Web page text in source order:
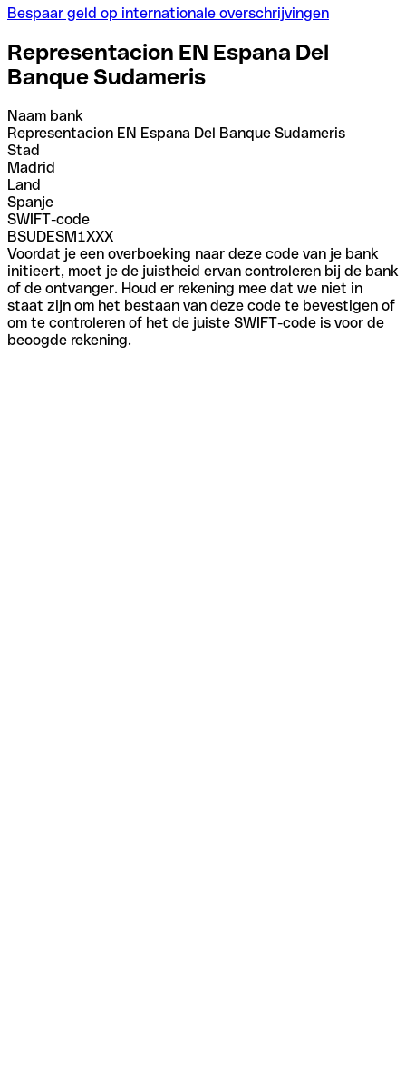
Bespaar geld op internationale overschrijvingen
Representacion EN Espana Del
Banque Sudameris
Naam bank
Representacion EN Espana Del Banque Sudameris
Stad
Madrid
Land
Spanje
SWIFT-code
BSUDESM1XXX
Voordat je een overboeking naar deze code van je bank
initieert, moet je de juistheid ervan controleren bij de bank
of de ontvanger. Houd er rekening mee dat we niet in
staat zijn om het bestaan van deze code te bevestigen of
om te controleren of het de juiste SWIFT-code is voor de
beoogde rekening.